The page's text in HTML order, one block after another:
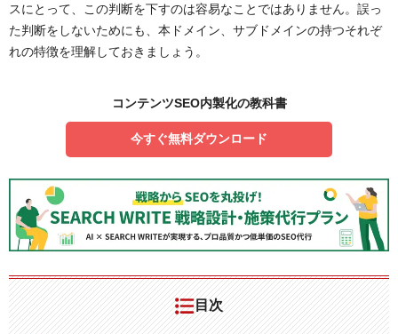
スにとって、この判断を下すのは容易なことではありません。誤っ
た判断をしないためにも、本ドメイン、サブドメインの持つそれぞ
れの特徴を理解しておきましょう。
コンテンツSEO内製化の教科書
今すぐ無料ダウンロード
目次